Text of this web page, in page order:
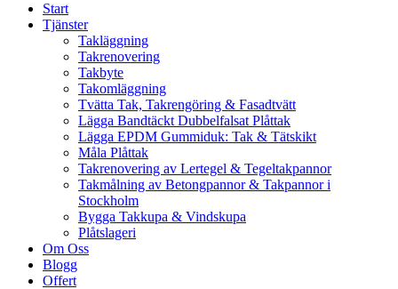
Start
Tjänster
Takläggning
Takrenovering
Takbyte
Takomläggning
Tvätta Tak, Takrengöring & Fasadtvätt
Lägga Bandtäckt Dubbelfalsat Plåttak
Lägga EPDM Gummiduk: Tak & Tätskikt
Måla Plåttak
Takrenovering av Lertegel & Tegeltakpannor
Takmålning av Betongpannor & Takpannor i
Stockholm
Bygga Takkupa & Vindskupa
Plåtslageri
Om Oss
Blogg
Offert